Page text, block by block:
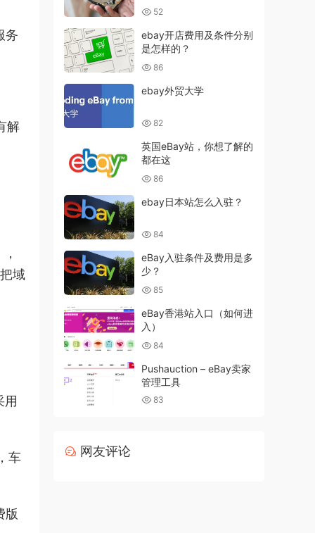
务
解
域
用
车
版
52
ebay开店费用及条件分别
是怎样的？
86
ebay外贸大学
82
英国eBay站，你想了解的
都在这
86
ebay日本站怎么入驻？
84
eBay入驻条件及费用是多
少？
85
eBay香港站入口（如何进
入）
84
Pushauction – eBay卖家
管理工具
83
网友评论